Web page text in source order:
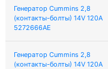
Генератор Cummins 2,8
(контакты-болты) 14V 120А
5272666АЕ
Генератор Cummins 2,8
(контакты-болты) 14V 120А